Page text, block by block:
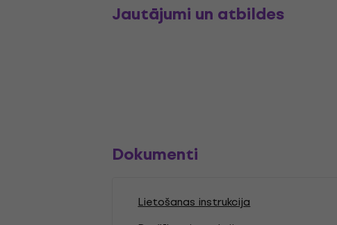
Jautājumi un atbildes
Dokumenti
Lietošanas instrukcija